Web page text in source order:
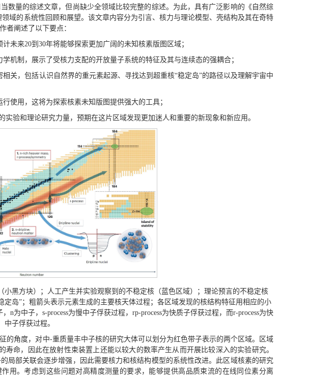
数量的综述文章，但尚缺少全领域比较完整的综述。为此，具有广泛影响的《自然综
域的系统性回顾和展望。该文章内容分为引言、核力与理论模型、壳结构及其在奇特
者阐述了以下要点：
未来20到30年将能够探索更加广阔的未知核素版图区域；
机制，展示了受核力支配的开放量子系统的特征及其与连续态的强耦合；
关，包括认识自然界的重元素起源、寻找达到超重核“稳定岛”的路径以及理解宇宙中
使用，这将为探索核素未知版图提供强大的工具；
实验和理论研究力量，预期在这片区域发现更加迷人和重要的新现象和新应用。
黑方块）；人工产生并实验观察到的不稳定核（蓝色区域）；理论预言的不稳定核
定岛”；粗箭头表示元素生成的主要核天体过程；各区域发现的核结构特征用相应的小
为中子，s-process为慢中子俘获过程，rp-process为快质子俘获过程，而r-process为快
中子俘获过程。
的角度，对中-重质量丰中子核的研究大体可以划分为红色带子表示的两个区域。区域
命，因此在放射性束装置上还能以较大的数率产生从而开展比较深入的实验研究。
局部关联会逐步增强，因此需要核力和核结构模型的系统性改进。此区域核素的研究
用。考虑到这些问题对高精度测量的要求，能够提供高品质束流的在线同位素分离